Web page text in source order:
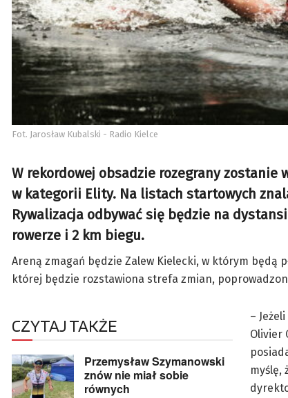
Fot. Jarosław Kubalski - Radio Kielce
W rekordowej obsadzie rozegrany zostanie
w kategorii Elity. Na listach startowych
Rywalizacja odbywać się będzie na
rowerze i 2 km biegu.
Areną zmagań będzie Zalew Kielecki, w którym będą
której będzie rozstawiona strefa zmian,
CZYTAJ TAKŻE
Przemysław Szymanowski
znów nie miał sobie
równych
–
Olivier
myślę,